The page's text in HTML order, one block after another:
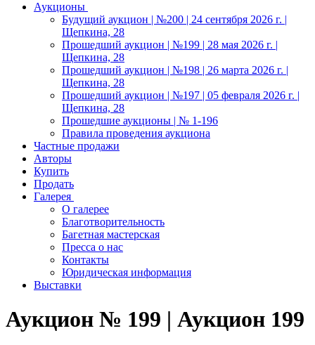
Аукционы
Будущий аукцион | №200 | 24 сентября 2026 г. |
Щепкина, 28
Прошедший аукцион | №199 | 28 мая 2026 г. |
Щепкина, 28
Прошедший аукцион | №198 | 26 марта 2026 г. |
Щепкина, 28
Прошедший аукцион | №197 | 05 февраля 2026 г. |
Щепкина, 28
Прошедшие аукционы | № 1-196
Правила проведения аукциона
Частные продажи
Авторы
Купить
Продать
Галерея
О галерее
Благотворительность
Багетная мастерская
Пресса о нас
Контакты
Юридическая информация
Выставки
Аукцион № 199 | Аукцион 199